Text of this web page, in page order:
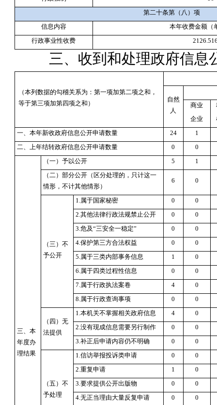
第二十条第（八）项
信息内容
本年收费金额（
行政事业性收费
三、收到和处理政府信息
（本列数据的勾稽关系为：第一项加第二项之和，
等于第三项加第四项之和）
自然
人
商业
企业
一、本年新收政府信息公开申请数量
24
1
二、上年结转政府信息公开申请数量
0 0
三、本
年度办
理结果
（一）予以公开 5
1
（二）部分公开 （区分处理的，只计这一
情形，不计其他情形）
6 0
（三）不
予公开
1.属于国家秘密 0
0
2.其他法律行政法规禁止公开
0
0
3.危及“三安全一稳定”
0
0
4.保护第三方合法权益
0
0
5.属于三类内部事务信息
1
0
6.属于四类过程性信息
0
0
7.属于行政执法案卷
4
0
8.属于行政查询事项
0 0
（四）无
法提供
1.本机关不掌握相关政府信息 4
0
2.没有现成信息需要另行制作
0
0
3.补正后申请内容仍不明确
0 0
（五）不
予处理
1.信访举报投诉类申请 0
0
2.重复申请
1
0
3.要求提供公开出版物
0
0
4.无正当理由大量反复申请
0
0